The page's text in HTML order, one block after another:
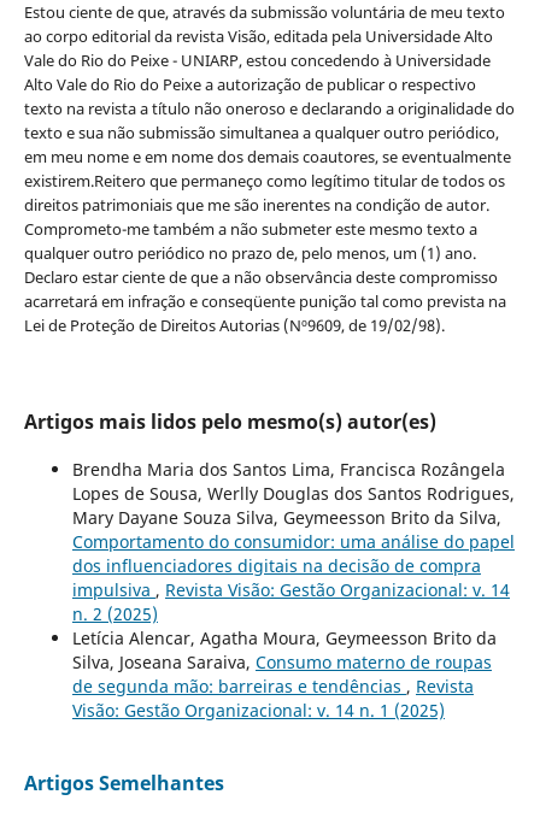
Estou ciente de que, através da submissão voluntária de meu texto
ao corpo editorial da revista Visão, editada pela Universidade Alto
Vale do Rio do Peixe - UNIARP, estou concedendo à Universidade
Alto Vale do Rio do Peixe a autorização de publicar o respectivo
texto na revista a título não oneroso e declarando a originalidade do
texto e sua não submissão simultanea a qualquer outro periódico,
em meu nome e em nome dos demais coautores, se eventualmente
existirem.Reitero que permaneço como legítimo titular de todos os
direitos patrimoniais que me são inerentes na condição de autor.
Comprometo-me também a não submeter este mesmo texto a
qualquer outro periódico no prazo de, pelo menos, um (1) ano.
Declaro estar ciente de que a não observância deste compromisso
acarretará em infração e conseqüente punição tal como prevista na
Lei de Proteção de Direitos Autorias (Nº9609, de 19/02/98).
Artigos mais lidos pelo mesmo(s) autor(es)
Brendha Maria dos Santos Lima, Francisca Rozângela
Lopes de Sousa, Werlly Douglas dos Santos Rodrigues,
Mary Dayane Souza Silva, Geymeesson Brito da Silva,
Comportamento do consumidor: uma análise do papel
dos influenciadores digitais na decisão de compra
impulsiva , Revista Visão: Gestão Organizacional: v. 14
n. 2 (2025)
Letícia Alencar, Agatha Moura, Geymeesson Brito da
Silva, Joseana Saraiva, Consumo materno de roupas
de segunda mão: barreiras e tendências , Revista
Visão: Gestão Organizacional: v. 14 n. 1 (2025)
Artigos Semelhantes